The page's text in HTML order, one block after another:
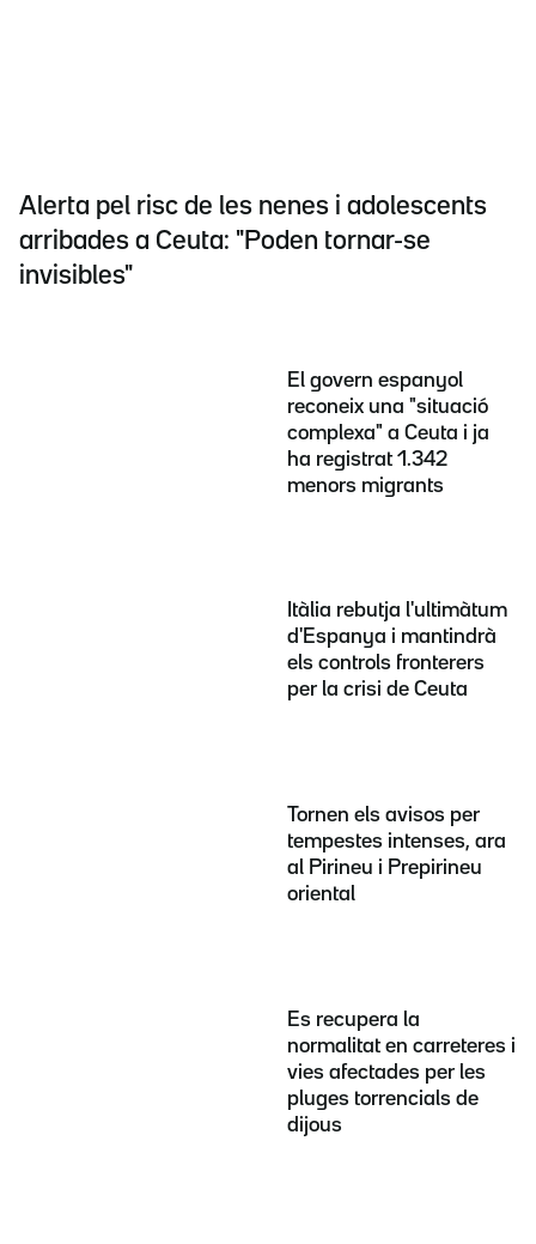
Alerta pel risc de les nenes i adolescents
arribades a Ceuta: "Poden tornar-se
invisibles"
El govern espanyol
reconeix una "situació
complexa" a Ceuta i ja
ha registrat 1.342
menors migrants
Itàlia rebutja l'ultimàtum
d'Espanya i mantindrà
els controls fronterers
per la crisi de Ceuta
Tornen els avisos per
tempestes intenses, ara
al Pirineu i Prepirineu
oriental
Es recupera la
normalitat en carreteres i
vies afectades per les
pluges torrencials de
dijous